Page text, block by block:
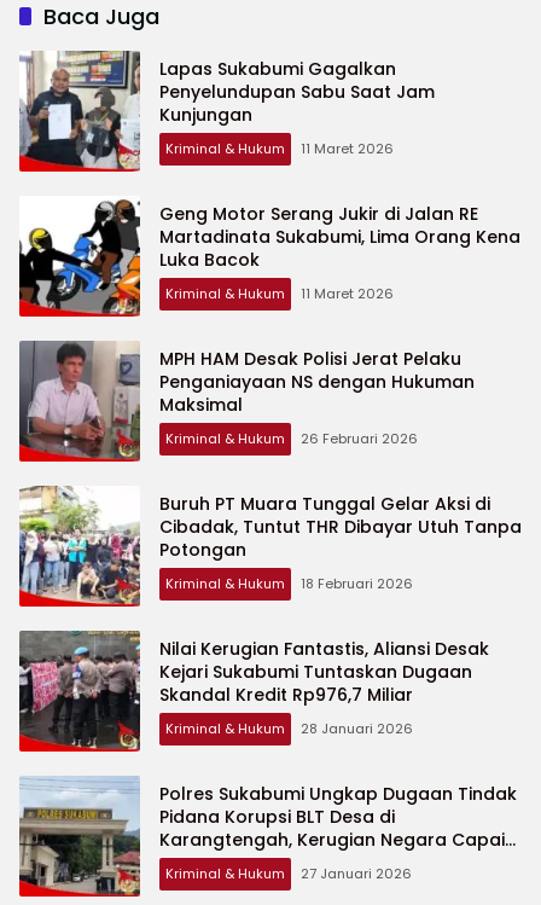
Baca Juga
Lapas Sukabumi Gagalkan
Penyelundupan Sabu Saat Jam
Kunjungan
Kriminal & Hukum 11 Maret 2026
Geng Motor Serang Jukir di Jalan RE
Martadinata Sukabumi, Lima Orang Kena
Luka Bacok
Kriminal & Hukum 11 Maret 2026
MPH HAM Desak Polisi Jerat Pelaku
Penganiayaan NS dengan Hukuman
Maksimal
Kriminal & Hukum 26 Februari 2026
Buruh PT Muara Tunggal Gelar Aksi di
Cibadak, Tuntut THR Dibayar Utuh Tanpa
Potongan
Kriminal & Hukum 18 Februari 2026
Nilai Kerugian Fantastis, Aliansi Desak
Kejari Sukabumi Tuntaskan Dugaan
Skandal Kredit Rp976,7 Miliar
Kriminal & Hukum 28 Januari 2026
Polres Sukabumi Ungkap Dugaan Tindak
Pidana Korupsi BLT Desa di
Karangtengah, Kerugian Negara Capai
Rp1,35 Miliar
Kriminal & Hukum 27 Januari 2026